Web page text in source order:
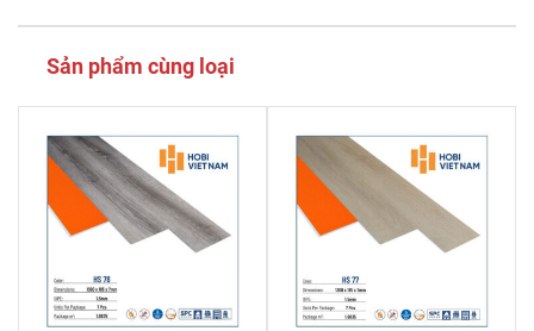
Sản phẩm cùng loại